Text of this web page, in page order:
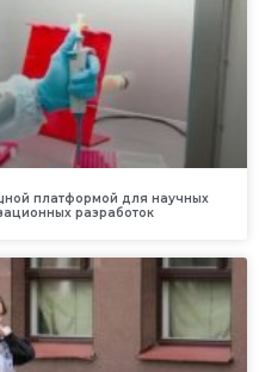
платформой для научных
разработок